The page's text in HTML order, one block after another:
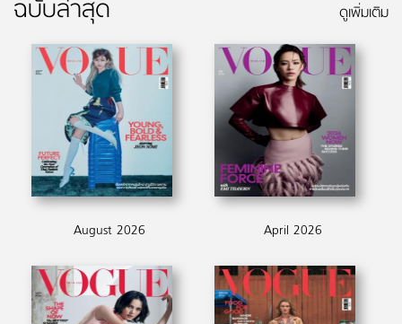
ฉบับล่าสุด ดูเพิ่มเติม
August 2026 April 2026